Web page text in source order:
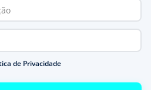
de Privacidade